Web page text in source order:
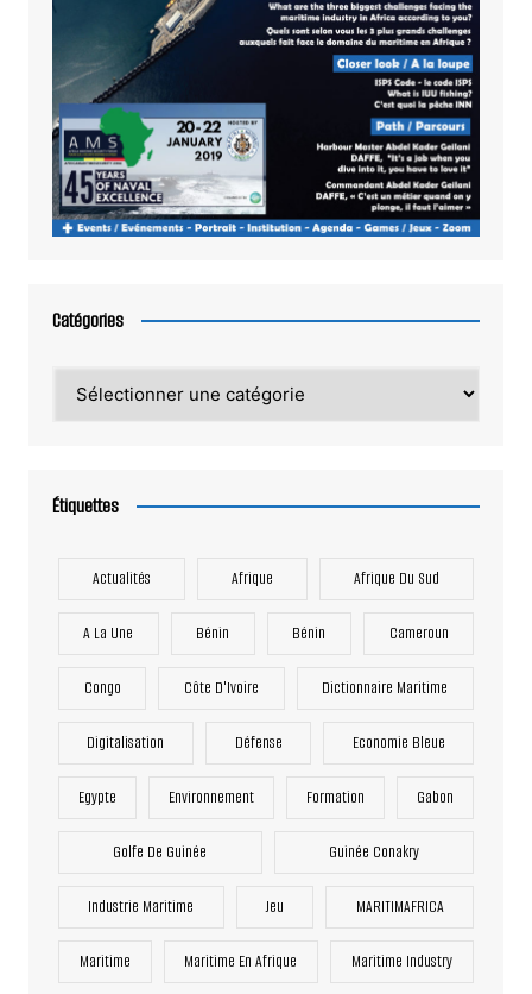
Catégories
Étiquettes
Actualités Afrique Afrique Du Sud
A La Une Bénin Bénin Cameroun
Congo Côte D'Ivoire Dictionnaire Maritime
Digitalisation Défense Economie Bleue
Egypte Environnement Formation Gabon
Golfe De Guinée Guinée Conakry
Industrie Maritime Jeu MARITIMAFRICA
Maritime Maritime En Afrique Maritime Industry